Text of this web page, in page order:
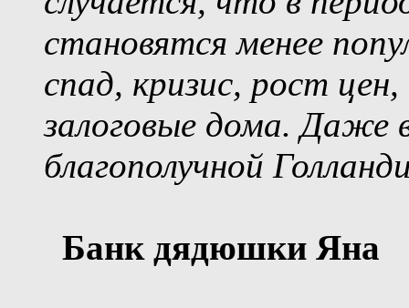
становятся менее
спад, кризис, рост
залоговые дома. Даже
благополучной
Банк дядюшки Яна